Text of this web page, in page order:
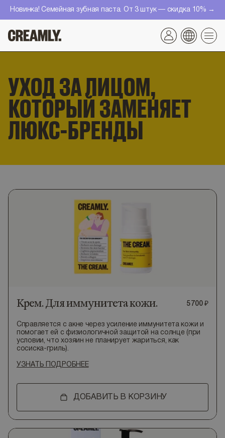
Перейти
к
контенту
Новинка! Семейная зубная паста. От 3 штук — скидка 10% →
УХОД ЗА ЛИЦОМ,
КОТОРЫЙ ЗАМЕНЯЕТ
ЛЮКС-БРЕНДЫ
Крем. Для иммунитета кожи. 5 700₽
Справляется с акне через усиление иммунитета кожи и
помогает ей с физиологичной защитой на солнце (при
условии, что хозяин не планирует жариться, как
сосиска-гриль).
УЗНАТЬ ПОДРОБНЕЕ
ДОБАВИТЬ В КОРЗИНУ